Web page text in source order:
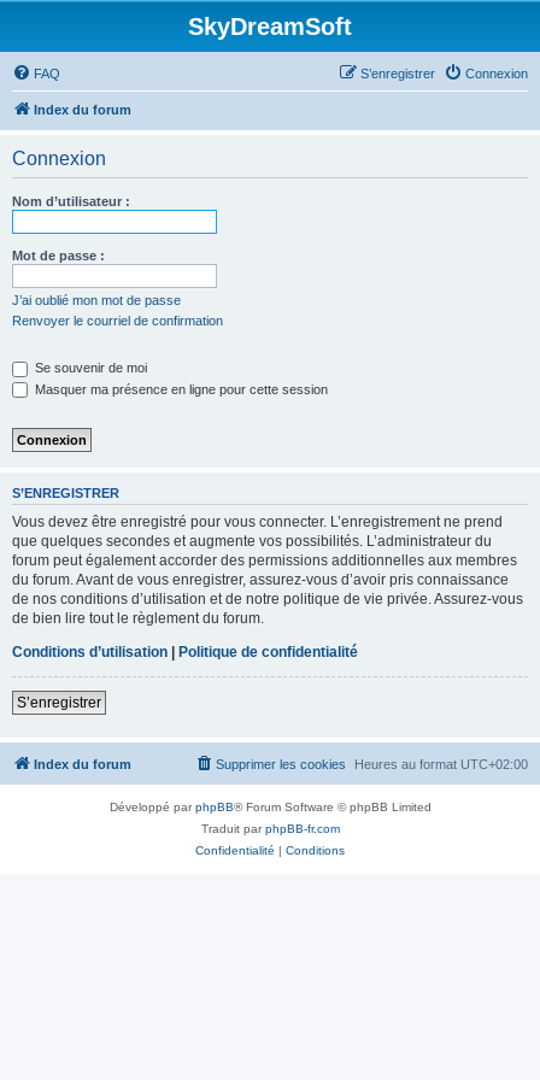
SkyDreamSoft
FAQ Connexion
S’enregistrer
Index du forum
Connexion
Nom d’utilisateur :
Mot de passe :
J’ai oublié mon mot de passe
Renvoyer le courriel de confirmation
Se souvenir de moi
Masquer ma présence en ligne pour cette session
S’ENREGISTRER
Vous devez être enregistré pour vous connecter. L’enregistrement ne prend
que quelques secondes et augmente vos possibilités. L’administrateur du
forum peut également accorder des permissions additionnelles aux membres
du forum. Avant de vous enregistrer, assurez-vous d’avoir pris connaissance
de nos conditions d’utilisation et de notre politique de vie privée. Assurez-vous
de bien lire tout le règlement du forum.
Conditions d’utilisation | Politique de confidentialité
S’enregistrer
Index du forum Heures au format UTC+02:00
Supprimer les cookies
Développé parphpBB® Forum Software © phpBB Limited
Traduit parphpBB-fr.com
Confidentialité | Conditions